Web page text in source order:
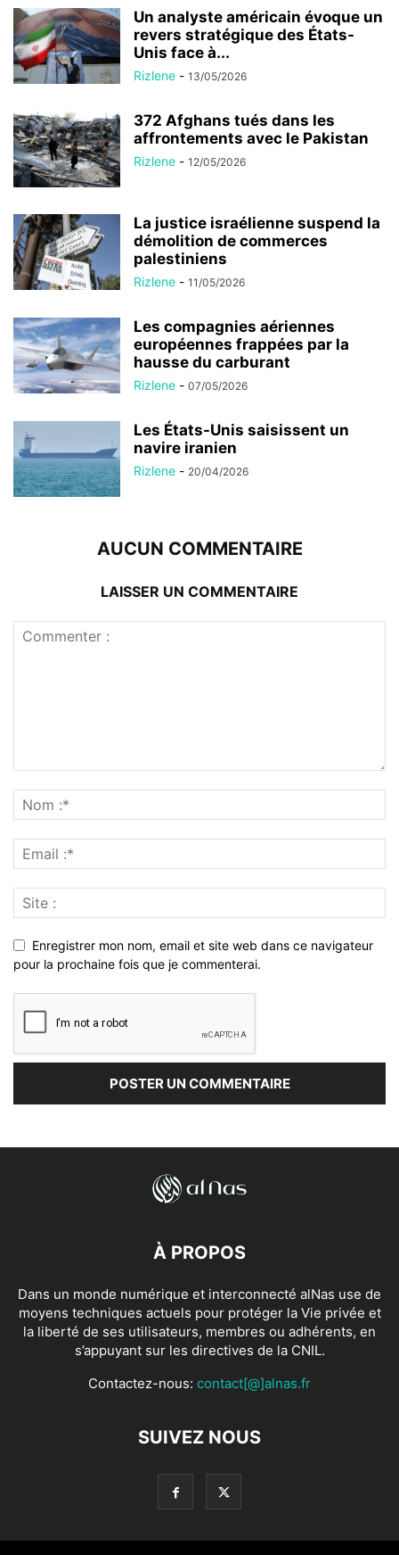
Un analyste américain évoque un
revers stratégique des États-
Unis face à...
Rizlene - 13/05/2026
372 Afghans tués dans les
affrontements avec le Pakistan
Rizlene - 12/05/2026
La justice israélienne suspend la
démolition de commerces
palestiniens
Rizlene - 11/05/2026
Les compagnies aériennes
européennes frappées par la
hausse du carburant
Rizlene - 07/05/2026
Les États-Unis saisissent un
navire iranien
Rizlene - 20/04/2026
AUCUN COMMENTAIRE
LAISSER UN COMMENTAIRE
Enregistrer mon nom, email et site web dans ce navigateur
pour la prochaine fois que je commenterai.
À PROPOS
Dans un monde numérique et interconnecté alNas use de
moyens techniques actuels pour protéger la Vie privée et
la liberté de ses utilisateurs, membres ou adhérents, en
s’appuyant sur les directives de la CNIL.
Contactez-nous: contact[@]alnas.fr
SUIVEZ NOUS